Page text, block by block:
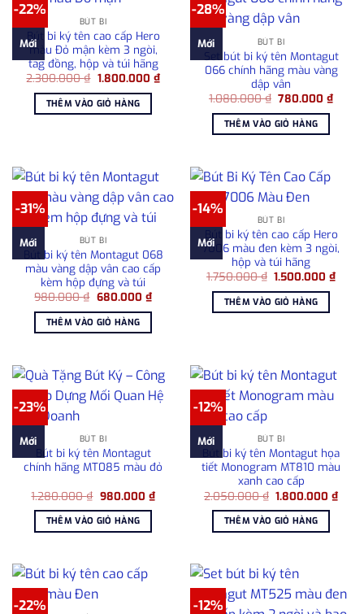
-22%
Mới
BÚT BI
Bút bi ký tên cao cấp Hero
màu Đỏ mận kèm 3 ngòi,
tag đồng, hộp và túi hãng
2.300.000₫ Giá
là:
2.300.000 ₫.
1.800.000 ₫Giá
hiện
1.800.000 ₫.
THÊM VÀO GIỎ HÀNG
-28%
Mới BÚT BI
Set bút bi ký tên Montagut
066 chính hãng màu vàng
dập vân
1.080.000₫ Giá
là:
1.080.000 ₫.
780.000₫Giá
hiện
THÊM VÀO GIỎ HÀNG
-31%
Mới BÚT BI
Bút bi ký tên Montagut 068
màu vàng dập vân cao cấp
kèm hộp đựng và túi
980.000₫ Giá
là:
980.000 ₫.
680.000 ₫Giá
hiện
680.000 ₫.
THÊM VÀO GIỎ HÀNG
-14%
Mới
BÚT BI
Bút bi ký tên cao cấp Hero
7006 màu đen kèm 3 ngòi,
hộp và túi hãng
1.750.000₫ Giá
là:
1.750.000 ₫.
1.500.000₫Giá
hiện
THÊM VÀO GIỎ HÀNG
-23%
Mới BÚT BI
Bút bi ký tên Montagut
chính hãng MT085 màu đỏ
1.280.000₫ Giá
là:
1.280.000 ₫.
980.000 ₫Giá
hiện
THÊM VÀO GIỎ HÀNG
-12%
Mới BÚT BI
Bút bi ký tên Montagut họa
tiết Monogram MT810 màu
xanh cao cấp
2.050.000₫ Giá
là:
2.050.000 ₫.
1.800.000₫Giá
hiện
THÊM VÀO GIỎ HÀNG
-22% -12%